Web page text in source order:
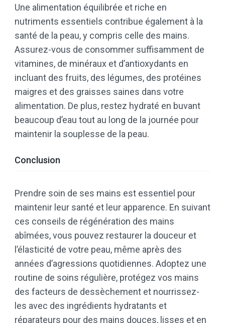
Une alimentation équilibrée et riche en
nutriments essentiels contribue également à la
santé de la peau, y compris celle des mains.
Assurez-vous de consommer suffisamment de
vitamines, de minéraux et d’antioxydants en
incluant des fruits, des légumes, des protéines
maigres et des graisses saines dans votre
alimentation. De plus, restez hydraté en buvant
beaucoup d’eau tout au long de la journée pour
maintenir la souplesse de la peau.
Conclusion
Prendre soin de ses mains est essentiel pour
maintenir leur santé et leur apparence. En suivant
ces conseils de régénération des mains
abîmées, vous pouvez restaurer la douceur et
l’élasticité de votre peau, même après des
années d’agressions quotidiennes. Adoptez une
routine de soins régulière, protégez vos mains
des facteurs de dessèchement et nourrissez-
les avec des ingrédients hydratants et
réparateurs pour des mains douces, lisses et en